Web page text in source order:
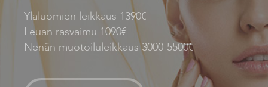
Yläluomien leikkaus 1390€
Leuan rasvaimu 1090€
Nenän muotoiluleikkaus 3000-5500€